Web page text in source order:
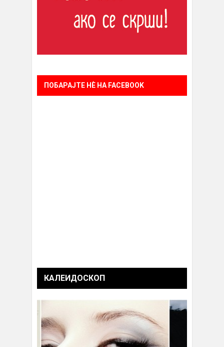
ПОБАРАЈТЕ НÈ НА FACEBOOK
КАЛЕИДОСКОП